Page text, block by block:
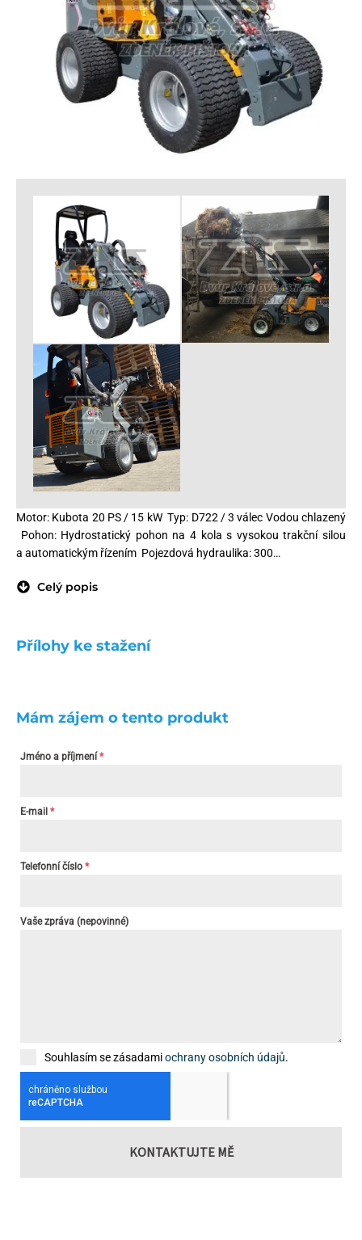
Motor: Kubota 20 PS / 15 kW Typ: D722 / 3 válec Vodou chlazený
Pohon: Hydrostatický pohon na 4 kola s vysokou trakční silou
a automatickým řízením Pojezdová hydraulika: 300…
Celý popis
Přílohy ke stažení
Mám zájem o tento produkt
Jméno a příjmení *
E-mail *
Telefonní číslo *
Vaše zpráva (nepovinné)
Souhlasím se zásadamiochrany osobních údajů.
KONTAKTUJTE MĚ